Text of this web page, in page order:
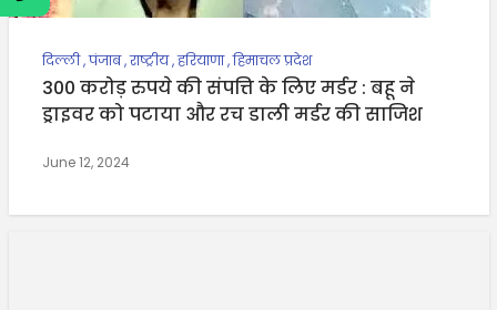
दिल्ली,पंजाब,राष्ट्रीय,हरियाणा,हिमाचल प्रदेश
300 करोड़ रुपये की संपत्ति के लिए मर्डर : बहू ने
ड्राइवर को पटाया और रच डाली मर्डर की साजिश
June 12, 2024